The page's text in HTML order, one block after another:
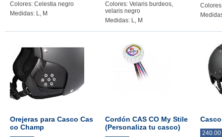
Colores: Celestia negro
Medidas: L, M
Colores: Velaris burdeos,
velaris negro
Medidas: L, M
Orejeras para Casco Cas
co Champ
Cordón CAS CO My Stile
(Personaliza tu casco)
240.00